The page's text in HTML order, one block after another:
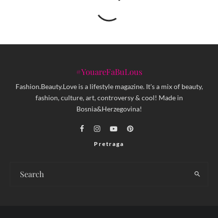
#YouareFaBuLous
Fashion.Beauty.Love is a lifestyle magazine. It's a mix of beauty,
fashion, culture, art, controversy & cool! Made in
Bosnia&Herzegovina!
Pretraga